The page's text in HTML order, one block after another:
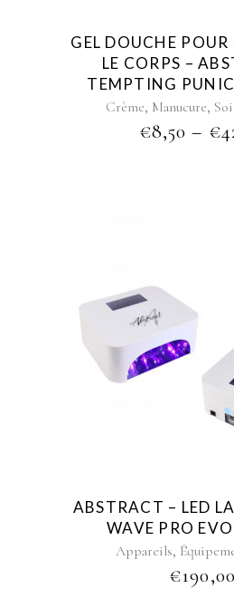
GEL DOUCHE POUR
LE CORPS –
TEMPTING
Crème, Manucure,
€8,50 – €
ABSTRACT – LED
WAVE PRO
Appareils,
€190,00